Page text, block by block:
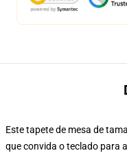
Este tapete de mesa de
que convida o teclado para